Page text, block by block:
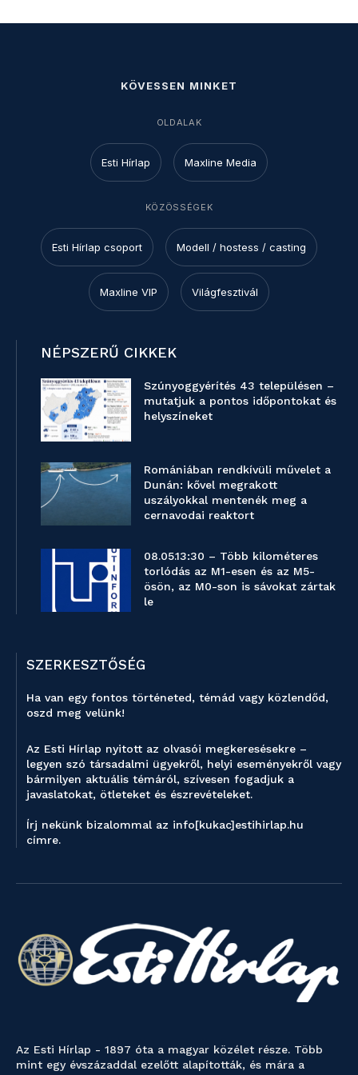
KÖVESSEN MINKET
OLDALAK
Esti Hírlap Maxline Media
KÖZÖSSÉGEK
Esti Hírlap csoport Modell / hostess / casting
Maxline VIP Világfesztivál
NÉPSZERŰ CIKKEK
Szúnyoggyérítés 43 településen –
mutatjuk a pontos időpontokat és
helyszíneket
Romániában rendkívüli művelet a
Dunán: kővel megrakott
uszályokkal mentenék meg a
cernavodai reaktort
08.05.13:30 – Több kilométeres
torlódás az M1-esen és az M5-
ösön, az M0-son is sávokat zártak
le
SZERKESZTŐSÉG
Ha van egy fontos történeted, témád vagy közlendőd,
oszd meg velünk!
Az Esti Hírlap nyitott az olvasói megkeresésekre –
legyen szó társadalmi ügyekről, helyi eseményekről vagy
bármilyen aktuális témáról, szívesen fogadjuk a
javaslatokat, ötleteket és észrevételeket.
Írj nekünk bizalommal az info[kukac]estihirlap.hu
címre.
Az Esti Hírlap - 1897 óta a magyar közélet része. Több
mint egy évszázaddal ezelőtt alapították, és mára a